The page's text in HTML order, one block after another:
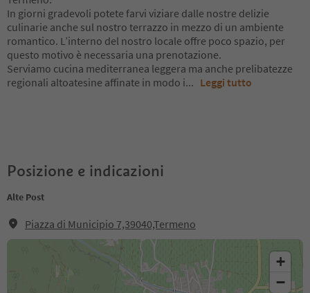
In giorni gradevoli potete farvi viziare dalle nostre delizie
culinarie anche sul nostro terrazzo in mezzo di un ambiente
romantico. L’interno del nostro locale offre poco spazio, per
questo motivo è necessaria una prenotazione.
Serviamo cucina mediterranea leggera ma anche prelibatezze
regionali altoatesine affinate in modo i... Leggi tutto
Posizione e indicazioni
Alte Post
Piazza di Municipio 7,39040,Termeno
+
−